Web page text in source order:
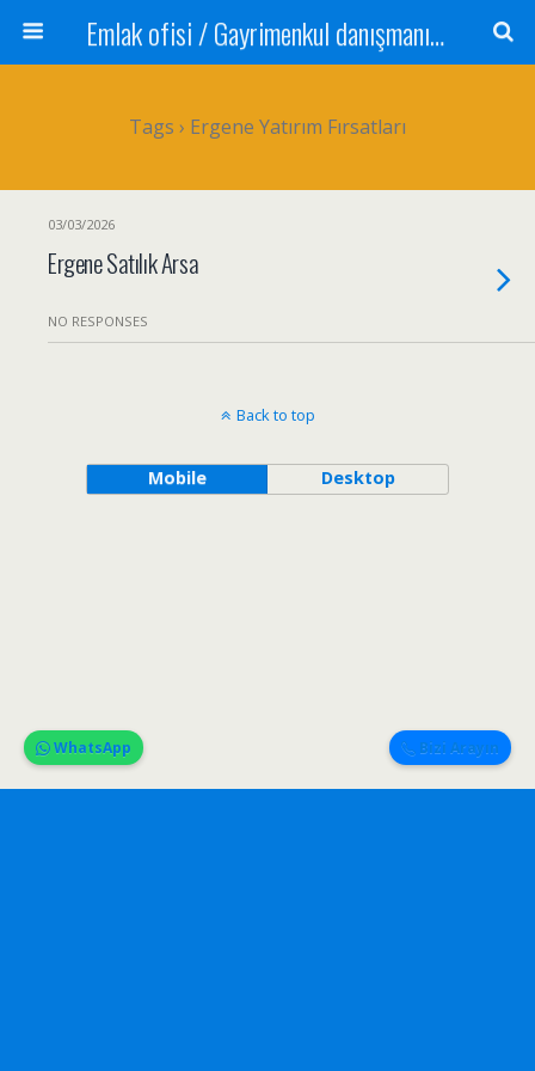
Emlak ofisi / Gayrimenkul danışmanı Satılık daire / Kiralık daire Satılık arsa / Tarla Satılık dükkan / Mağaza Devren satılık işyeri Depo ve antrepo Yatırım: Yatırımlık arsa
Tags › Ergene Yatırım Fırsatları
03/03/2026
Ergene Satılık Arsa
NO RESPONSES
Back to top
Mobile Desktop
Bizi Arayın
WhatsApp